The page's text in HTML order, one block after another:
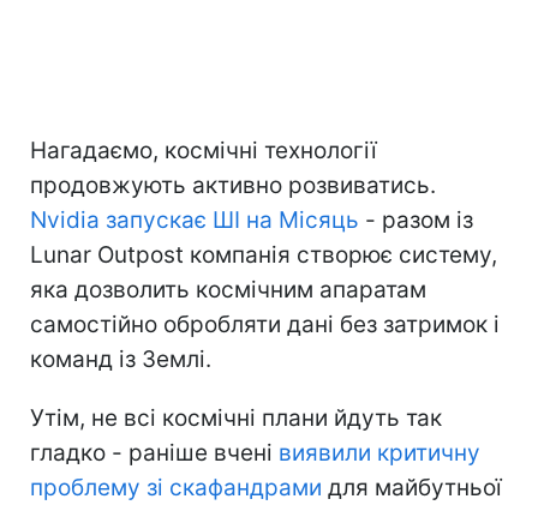
Нагадаємо, космічні технології
продовжують активно розвиватись.
Nvidia запускає ШІ на Місяць - разом із
Lunar Outpost компанія створює систему,
яка дозволить космічним апаратам
самостійно обробляти дані без затримок і
команд із Землі.
Утім, не всі космічні плани йдуть так
гладко - раніше вчені виявили критичну
проблему зі скафандрами для майбутньої